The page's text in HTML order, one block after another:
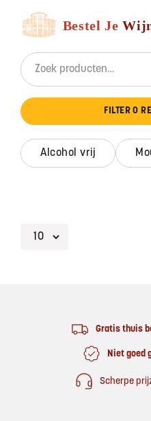
Search for:
FILTER 0
alcohol vrij
Gratis thuis
Niet goed
Scherpe